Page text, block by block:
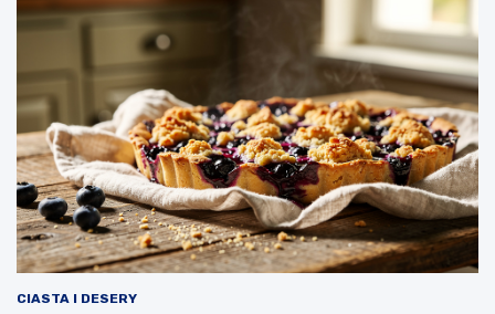
CIASTA I DESERY